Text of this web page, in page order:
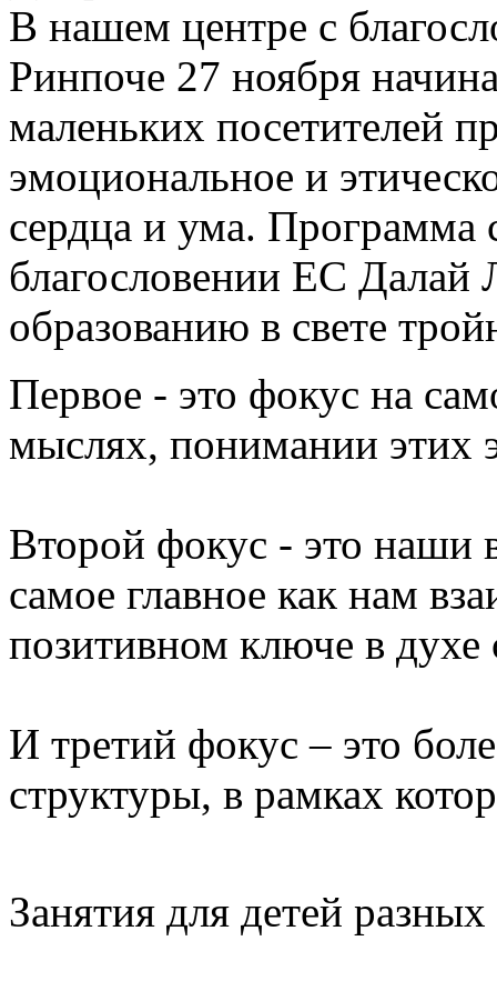
В нашем центре с
Ринпоче 27 ноября
маленьких посетителей
эмоциональное и
сердца и ума. Программа
благословении ЕС
образованию в свете
Первое - это фокус на
мыслях, понимании этих
Второй фокус - это наши
самое главное как нам
позитивном ключе в духе
И третий фокус – это
структуры, в рамках
Занятия для детей